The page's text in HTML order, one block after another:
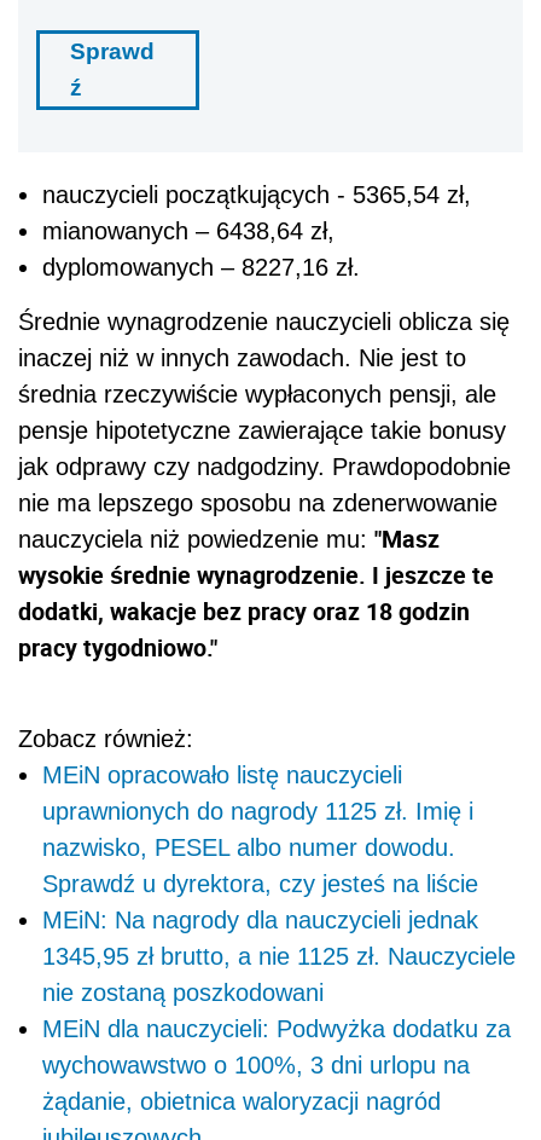
Sprawd
ź
nauczycieli początkujących - 5365,54 zł,
mianowanych – 6438,64 zł,
dyplomowanych – 8227,16 zł.
Średnie wynagrodzenie nauczycieli oblicza się
inaczej niż w innych zawodach. Nie jest to
średnia rzeczywiście wypłaconych pensji, ale
pensje hipotetyczne zawierające takie bonusy
jak odprawy czy nadgodziny. Prawdopodobnie
nie ma lepszego sposobu na zdenerwowanie
nauczyciela niż powiedzenie mu: "Masz
wysokie średnie wynagrodzenie. I jeszcze te
dodatki, wakacje bez pracy oraz 18 godzin
pracy tygodniowo."
Zobacz również:
MEiN opracowało listę nauczycieli
uprawnionych do nagrody 1125 zł. Imię i
nazwisko, PESEL albo numer dowodu.
Sprawdź u dyrektora, czy jesteś na liście
MEiN: Na nagrody dla nauczycieli jednak
1345,95 zł brutto, a nie 1125 zł. Nauczyciele
nie zostaną poszkodowani
MEiN dla nauczycieli: Podwyżka dodatku za
wychowawstwo o 100%, 3 dni urlopu na
żądanie, obietnica waloryzacji nagród